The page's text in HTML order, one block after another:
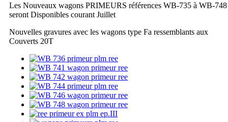
Les Nouveaux wagons PRIMEURS références WB-735 à WB-748
seront Disponibles courant Juillet
Nouvelles gravures avec les wagons type Fa ressemblants aux
Couverts 20T